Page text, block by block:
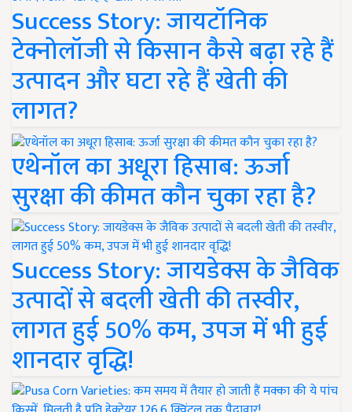
Success Story: जायटॉनिक
टेक्नोलॉजी से किसान कैसे बढ़ा रहे हैं
उत्पादन और घटा रहे हैं खेती की
लागत?
एथेनॉल का अधूरा हिसाब: ऊर्जा
सुरक्षा की कीमत कौन चुका रहा है?
Success Story: जायडेक्स के जैविक
उत्पादों से बदली खेती की तस्वीर,
लागत हुई 50% कम, उपज में भी हुई
शानदार वृद्धि!